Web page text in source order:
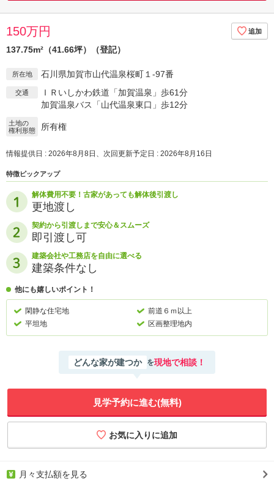
150万円
137.75m²（41.66坪）（登記）
所在地 石川県加賀市山代温泉桜町１-97番
交通
ＩＲいしかわ鉄道「加賀温泉」歩61分
加賀温泉バス「山代温泉東口」歩12分
土地の
権利形態
所有権
情報提供日 : 2026年8月8日、次回更新予定日 : 2026年8月16日
特徴ピックアップ
解体費用不要！古家があっても解体後引渡し
更地渡し
契約から引渡しまで安心＆スムーズ
即引渡し可
建築会社や工務店を自由に選べる
建築条件なし
他にも嬉しいポイント！
閑静な住宅地
前道６ｍ以上
平坦地
区画整理地内
どんな家が建つか を現地で相談！
見学予約に進む(無料)
月々支払額を見る